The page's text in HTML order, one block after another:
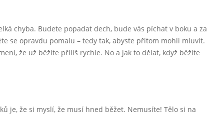
chyba. Budete popadat dech, bude vás píchat v boku a za
se opravdu pomalu – tedy tak, abyste přitom mohli mluvit.
že už běžíte příliš rychle. No a jak to dělat, když běžíte
je, že si myslí, že musí hned běžet. Nemusíte! Tělo si na